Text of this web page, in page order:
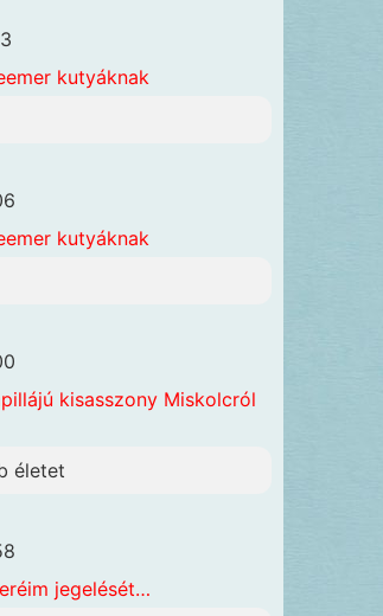
kutyáknak
kutyáknak
kisasszony Miskolcról
életet
jegelését…